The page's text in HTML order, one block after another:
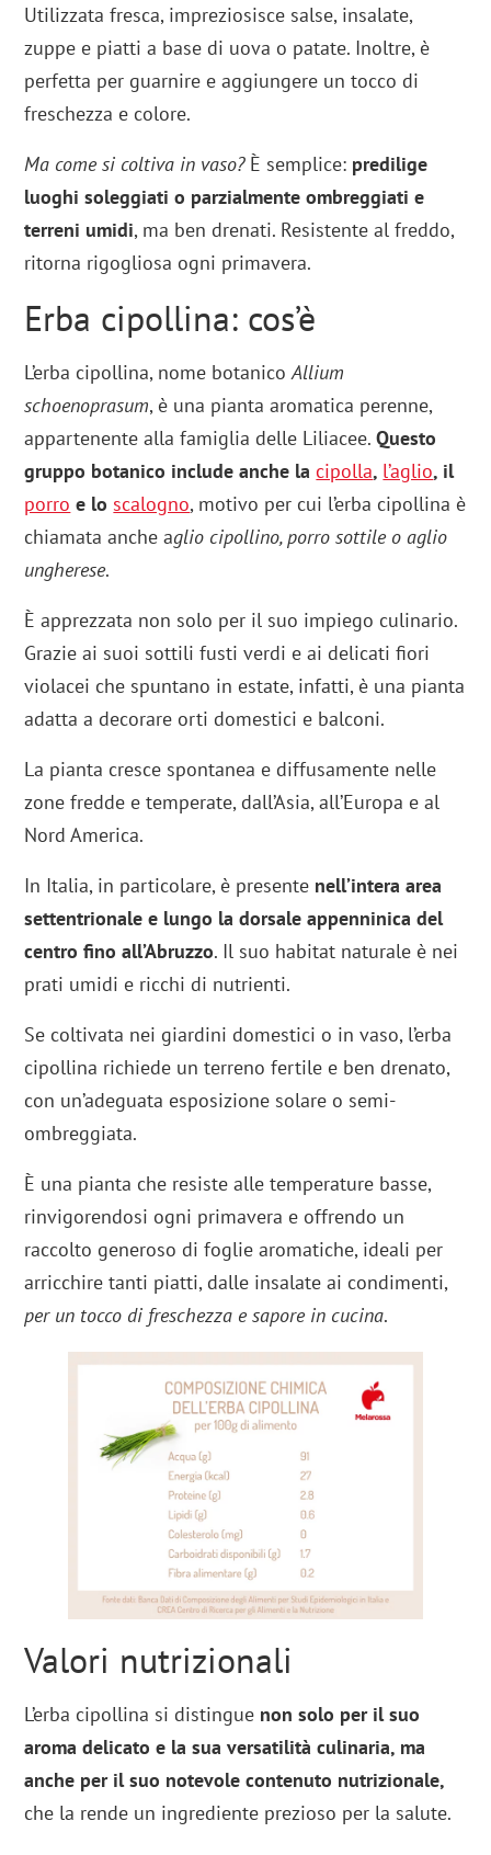
Utilizzata fresca, impreziosisce salse, insalate,
zuppe e piatti a base di uova o patate. Inoltre, è
perfetta per guarnire e aggiungere un tocco di
freschezza e colore.
Ma come si coltiva in vaso?È semplice: predilige
luoghi soleggiati o parzialmente ombreggiati e
terreni umidi, ma ben drenati. Resistente al freddo,
ritorna rigogliosa ogni primavera.
Erba cipollina: cos’è
L’erba cipollina, nome botanicoAllium
schoenoprasum, è una pianta aromatica perenne,
appartenente alla famiglia delle Liliacee.Questo
gruppo botanico include anche lacipolla, l’aglio, il
porro e lo scalogno, motivo per cui l’erba cipollina è
chiamata anche aglio cipollino, porro sottile o aglio
ungherese.
È apprezzata non solo per il suo impiego culinario.
Grazie ai suoi sottili fusti verdi e ai delicati fiori
violacei che spuntano in estate, infatti, è una pianta
adatta a decorare orti domestici e balconi.
La pianta cresce spontanea e diffusamente nelle
zone fredde e temperate, dall’Asia, all’Europa e al
Nord America.
In Italia, in particolare, è presente nell’intera area
settentrionale e lungo la dorsale appenninica del
centro fino all’Abruzzo. Il suo habitat naturale è nei
prati umidi e ricchi di nutrienti.
Se coltivata nei giardini domestici o in vaso, l’erba
cipollina richiede un terreno fertile e ben drenato,
con un’adeguata esposizione solare o semi-
ombreggiata.
È una pianta che resiste alle temperature basse,
rinvigorendosi ogni primavera e offrendo un
raccolto generoso di foglie aromatiche, ideali per
arricchire tanti piatti, dalle insalate ai condimenti,
per un tocco di freschezza e sapore in cucina.
Valori nutrizionali
L’erba cipollina si distingue non solo per il suo
aroma delicato e la sua versatilità culinaria, ma
anche per il suo notevole contenuto nutrizionale,
che la rende un ingrediente prezioso per la salute.